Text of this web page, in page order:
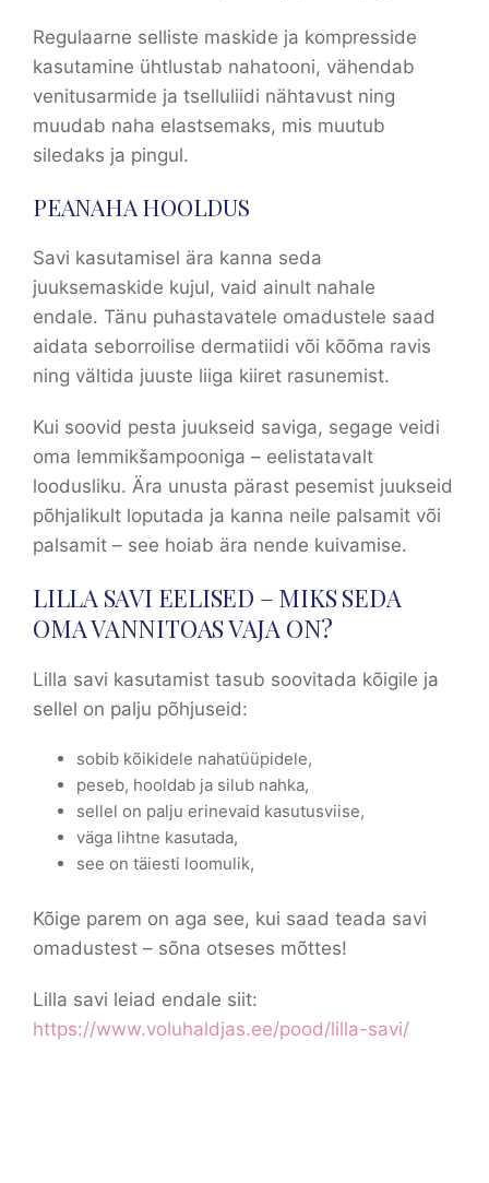
Regulaarne selliste maskide ja kompresside
kasutamine ühtlustab nahatooni, vähendab
venitusarmide ja tselluliidi nähtavust ning
muudab naha elastsemaks, mis muutub
siledaks ja pingul.
PEANAHA HOOLDUS
Savi kasutamisel ära kanna seda
juuksemaskide kujul, vaid ainult nahale
endale. Tänu puhastavatele omadustele saad
aidata seborroilise dermatiidi või kõõma ravis
ning vältida juuste liiga kiiret rasunemist.
Kui soovid pesta juukseid saviga, segage veidi
oma lemmikšampooniga – eelistatavalt
loodusliku. Ära unusta pärast pesemist juukseid
põhjalikult loputada ja kanna neile palsamit või
palsamit – see hoiab ära nende kuivamise.
LILLA SAVI EELISED – MIKS SEDA
OMA VANNITOAS VAJA ON?
Lilla savi kasutamist tasub soovitada kõigile ja
sellel on palju põhjuseid:
sobib kõikidele nahatüüpidele,
peseb, hooldab ja silub nahka,
sellel on palju erinevaid kasutusviise,
väga lihtne kasutada,
see on täiesti loomulik,
Kõige parem on aga see, kui saad teada savi
omadustest – sõna otseses mõttes!
Lilla savi leiad endale siit:
https://www.voluhaldjas.ee/pood/lilla-savi/